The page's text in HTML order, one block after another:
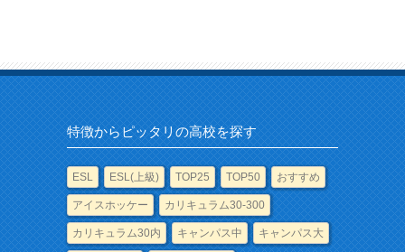
特徴からピッタリの高校を探す
ESL ESL(上級) TOP25 TOP50 おすすめ
アイスホッケー カリキュラム30-300
カリキュラム30内 キャンパス中 キャンパス大